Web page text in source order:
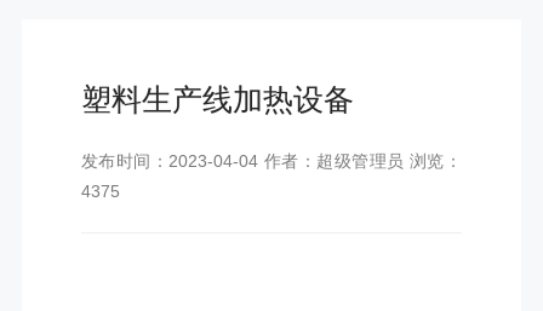
塑料生产线加热设备
发布时间：2023-04-04 作者：超级管理员 浏览：
4375